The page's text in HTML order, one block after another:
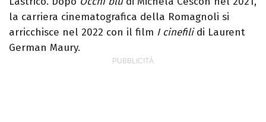
la carriera cinematografica della Romagnoli si
arricchisce nel 2022 con il film I cinefilidi Laurent
German Maury.